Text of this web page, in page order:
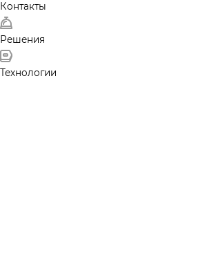
Контакты
Решения
Технологии